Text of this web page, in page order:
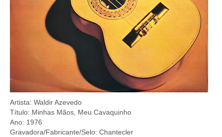
Artista: Waldir Azevedo
Título: Minhas Mãos, Meu Cavaquinho
Ano: 1976
Gravadora/Fabricante/Selo: Chantecler